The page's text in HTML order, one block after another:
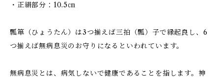
・正絹部分：10.5㎝
瓢箪（ひょうたん）は3つ揃えば三拍（瓢）子で縁起良し、6
つ揃えば無病息災のお守りになるといわれています。
無病息災とは、病気しないで健康であることを指します。神